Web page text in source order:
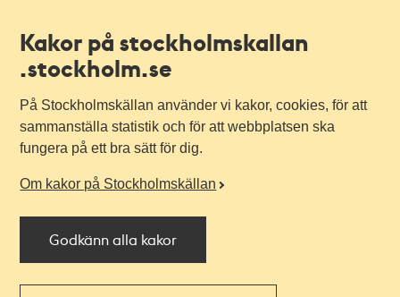
Kakor på stockholmskallan
.stockholm.se
På Stockholmskällan använder vi kakor, cookies, för att
sammanställa statistik och för att webbplatsen ska
fungera på ett bra sätt för dig.
Om kakor på Stockholmskällan
Godkänn alla kakor